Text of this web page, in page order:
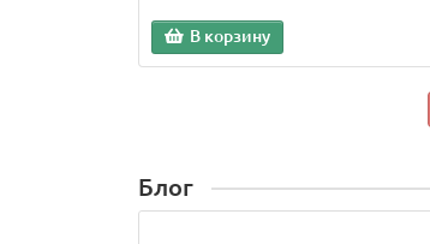
В корзину
Блог